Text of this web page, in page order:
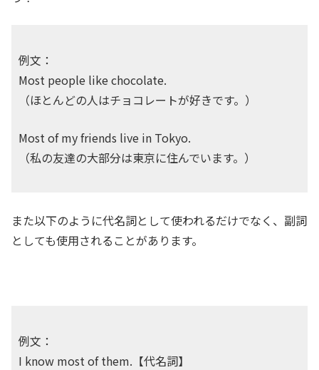
例文：
Most people like chocolate.
（ほとんどの人はチョコレートが好きです。）
Most of my friends live in Tokyo.
（私の友達の大部分は東京に住んでいます。）
また以下のように代名詞として使われるだけでなく、副詞
としても使用されることがあります。
例文：
I know most of them.【代名詞】